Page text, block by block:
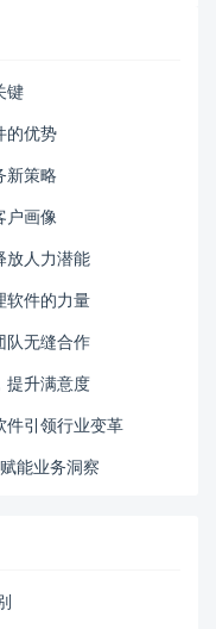
键
的优势
新策略
户画像
放人力潜能
软件的力量
队无缝合作
提升满意度
件引领行业变革
能业务洞察